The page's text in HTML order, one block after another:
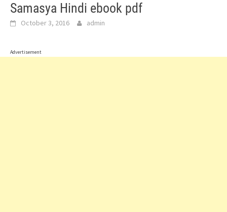
Samasya Hindi ebook pdf
October 3, 2016 admin
Advertisement